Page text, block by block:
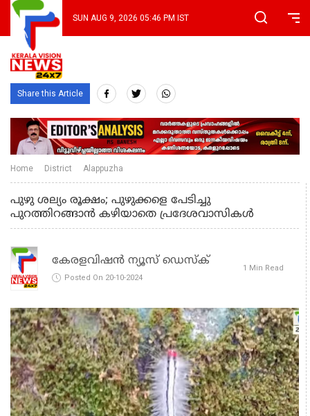
SUN AUG 9, 2026 05:46 PM IST
Share this Article
Home District Alappuzha
പുഴു ശല്യം രൂക്ഷം; പുഴുക്കളെ പേടിച്ചു
പുറത്തിറങ്ങാന്‍ കഴിയാതെ പ്രദേശവാസികള്‍
കേരളവിഷൻ ന്യൂസ് ഡെസ്‌ക്
Posted On 20-10-2024
1 Min Read